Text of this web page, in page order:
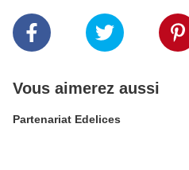
Vous aimerez aussi
Partenariat Edelices